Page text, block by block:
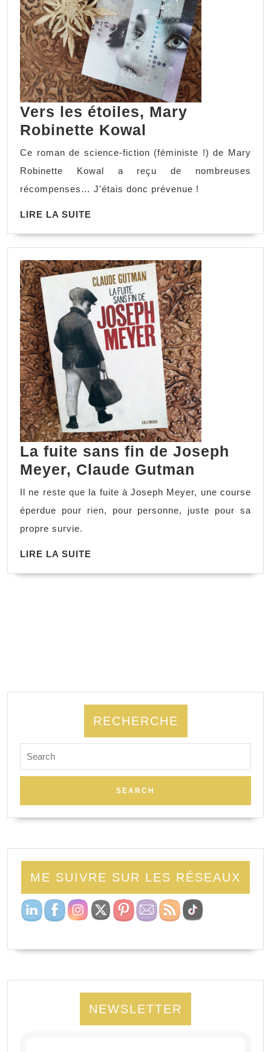
Vers les étoiles, Mary
Robinette Kowal
Ce roman de science-fiction (féministe !) de Mary
Robinette Kowal a reçu de nombreuses
récompenses… J'étais donc prévenue !
LIRE LA SUITE
La fuite sans fin de Joseph
Meyer, Claude Gutman
Il ne reste que la fuite à Joseph Meyer, une course
éperdue pour rien, pour personne, juste pour sa
propre survie.
LIRE LA SUITE
RECHERCHE
ME SUIVRE SUR LES RÉSEAUX
NEWSLETTER